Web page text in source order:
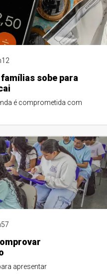
sobe para
é comprometida com
apresentar